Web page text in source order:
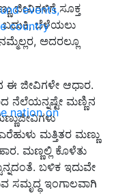
events,
country
nation on
ಜೀವಿಗಳಿಗೆ ಸೂಕ್ತ
ಬದುಕಿ, ಬೆಳೆಯಲು
ಅದರಲ್ಲೂ
ಜೀವಿಗಳೇ ಆಧಾರ.
ನೆಲೆಯನ್ನಷ್ಟೇ ಮಣ್ಣಿನ
ಮತ್ತಿತರ ಮಣ್ಣು
ಮಣ್ಣಲ್ಲಿ ಕೊಳೆತು
ಬಳಿಕ ಇದುವೇ
ಸಮೃದ್ಧ ಇಂಗಾಲವಾಗಿ